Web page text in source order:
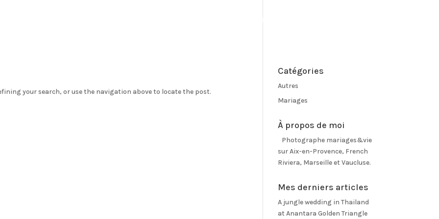
PRESTATIONS
your search, or use the navigation above to locate the post.
Catégories
Autres
Mariages
À propos de moi
Photographe mariages&vie
sur Aix-en-Provence, French
Riviera, Marseille et Vaucluse.
Mes derniers articles
A jungle wedding in Thailand
at Anantara Golden Triangle